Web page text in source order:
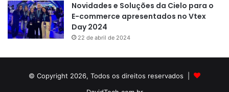
Novidades e Soluções da Cielo para o
E-commerce apresentados no Vtex
Day 2024
22 de abril de 2024
© Copyright 2026, Todos os direitos reservados |